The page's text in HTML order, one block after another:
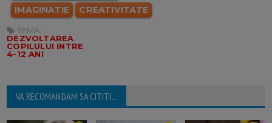
IMAGINATIE
CREATIVITATE
TEMA:
DEZVOLTAREA
COPILULUI INTRE
4-12 ANI
VA RECOMANDAM SA CITITI...